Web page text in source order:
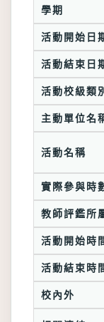
學期
活動開始日
活動結束日
活動校級類
主動單位名
活動名稱
實際參與時
教師評鑑所
活動開始時
活動結束時
校內外